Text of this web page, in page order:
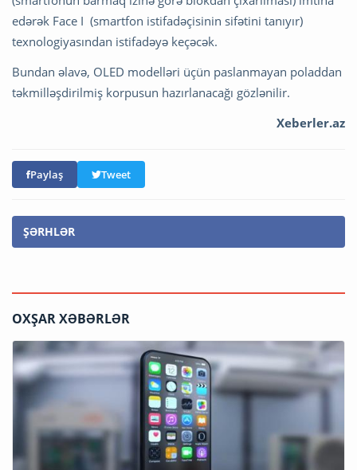
edərək Face I (smartfon istifadəçisinin sifətini tanıyır)
texnologiyasından istifadəyə keçəcək.
Bundan əlavə, OLED modelləri üçün paslanmayan poladdan
təkmilləşdirilmiş korpusun hazırlanacağı gözlənilir.
Xeberler.az
Paylaş Tweet
ŞƏRHLƏR
OXŞAR XƏBƏRLƏR